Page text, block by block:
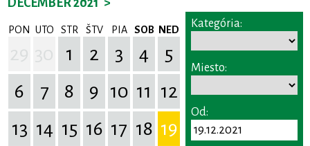
DECEMBER 2021 >
PON UTO STR ŠTV PIA SOB NED
1 2 3 4
5
6
7 8 9 10 11 12
13 14 15 16 17 18 19
Kategória:
Miesto:
Od: